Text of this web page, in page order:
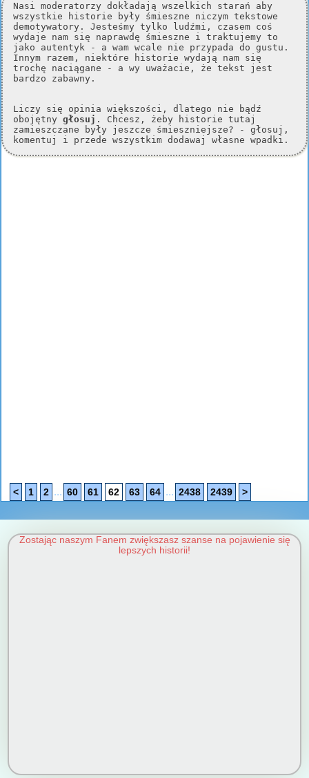
Nasi moderatorzy dokładają wszelkich starań aby
wszystkie historie były śmieszne niczym tekstowe
demotywatory. Jesteśmy tylko ludźmi, czasem coś
wydaje nam się naprawdę śmieszne i traktujemy to
jako autentyk - a wam wcale nie przypada do gustu.
Innym razem, niektóre historie wydają nam się
trochę naciągane - a wy uważacie, że tekst jest
bardzo zabawny.
Liczy się opinia większości, dlatego nie bądź
obojętny głosuj . Chcesz, żeby historie tutaj
zamieszczane były jeszcze śmieszniejsze? - głosuj,
komentuj i przede wszystkim dodawaj własne wpadki.
< 1 2 ... 60 61 62 63 64 ... 2438 2439 >
Zostając naszym Fanem zwiększasz szanse na pojawienie się
lepszych historii!